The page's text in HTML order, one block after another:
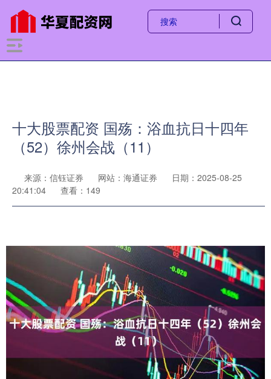
十大股票配资 国殇：浴血抗日十四年
（52）徐州会战（11）
来源：信钰证券 网站：海通证券
日期：2025-08-25
20:41:04
查看：149